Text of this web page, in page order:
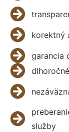
korektný
garancia
služby